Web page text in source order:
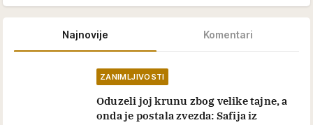
Najnovije Komentari
ZANIMLJIVOSTI
Oduzeli joj krunu zbog velike tajne, a
onda je postala zvezda: Safija iz